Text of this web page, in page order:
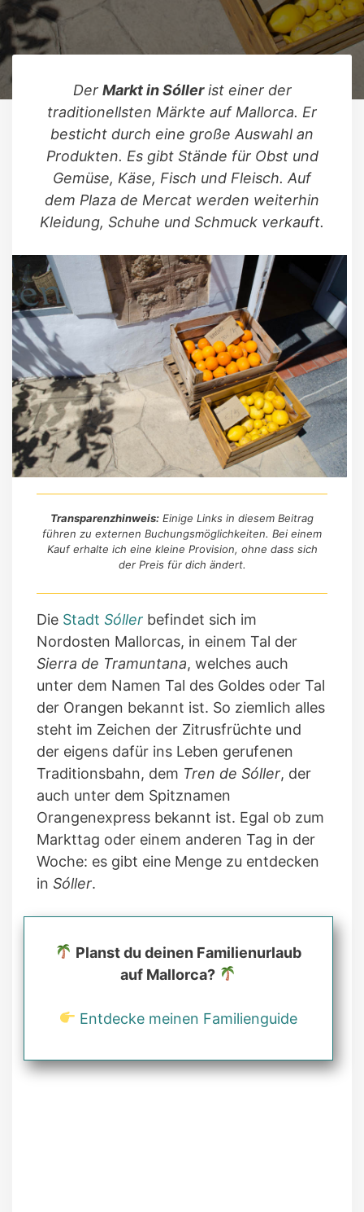
Der Markt in Sóllerist einer der
traditionellsten Märkte auf Mallorca. Er
besticht durch eine große Auswahl an
Produkten. Es gibt Stände für Obst und
Gemüse, Käse, Fisch und Fleisch. Auf
dem Plaza de Mercat werden weiterhin
Kleidung, Schuhe und Schmuck verkauft.
Transparenzhinweis: Einige Links in diesem Beitrag
führen zu externen Buchungsmöglichkeiten. Bei einem
Kauf erhalte ich eine kleine Provision, ohne dass sich
der Preis für dich ändert.
Die Stadt Sóller befindet sich im
Nordosten Mallorcas, in einem Tal der
Sierra de Tramuntana, welches auch
unter dem Namen Tal des Goldes oder Tal
der Orangen bekannt ist. So ziemlich alles
steht im Zeichen der Zitrusfrüchte und
der eigens dafür ins Leben gerufenen
Traditionsbahn, dem Tren de Sóller, der
auch unter dem Spitznamen
Orangenexpress bekannt ist. Egal ob zum
Markttag oder einem anderen Tag in der
Woche: es gibt eine Menge zu entdecken
in Sóller.
Planst du deinen Familienurlaub
auf Mallorca?
Entdecke meinen Familienguide